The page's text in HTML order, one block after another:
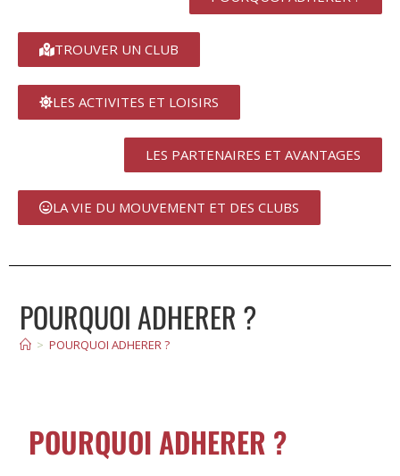
TROUVER UN CLUB
LES ACTIVITES ET LOISIRS
LES PARTENAIRES ET AVANTAGES
LA VIE DU MOUVEMENT ET DES CLUBS
POURQUOI ADHERER ?
> POURQUOI ADHERER ?
POURQUOI ADHERER ?